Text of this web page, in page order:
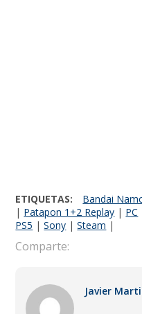
ETIQUETAS: Bandai
| Patapon 1+2 Replay | PC
PS5 |Sony |Steam |
Comparte:
Javier